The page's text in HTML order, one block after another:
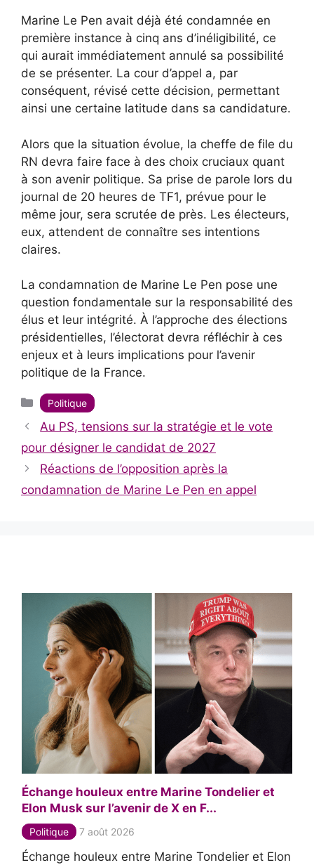
Marine Le Pen avait déjà été condamnée en
première instance à cinq ans d’inéligibilité, ce
qui aurait immédiatement annulé sa possibilité
de se présenter. La cour d’appel a, par
conséquent, révisé cette décision, permettant
ainsi une certaine latitude dans sa candidature.
Alors que la situation évolue, la cheffe de file du
RN devra faire face à des choix cruciaux quant
à son avenir politique. Sa prise de parole lors du
journal de 20 heures de TF1, prévue pour le
même jour, sera scrutée de près. Les électeurs,
eux, attendent de connaître ses intentions
claires.
La condamnation de Marine Le Pen pose une
question fondamentale sur la responsabilité des
élus et leur intégrité. À l’approche des élections
présidentielles, l’électorat devra réfléchir à ces
enjeux et à leurs implications pour l’avenir
politique de la France.
Catégories
Politique
Au PS, tensions sur la stratégie et le vote
pour désigner le candidat de 2027
Réactions de l’opposition après la
condamnation de Marine Le Pen en appel
Échange houleux entre Marine Tondelier et
Elon Musk sur l’avenir de X en F...
Politique 7 août 2026
Échange houleux entre Marine Tondelier et Elon